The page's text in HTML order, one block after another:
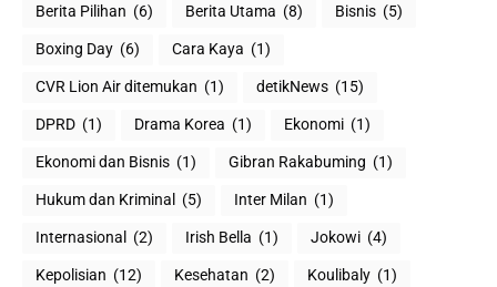
Berita Pilihan (6) Berita Utama (8) Bisnis (5)
Boxing Day (6) Cara Kaya (1)
CVR Lion Air ditemukan (1) detikNews (15)
DPRD (1) Drama Korea (1) Ekonomi (1)
Ekonomi dan Bisnis (1) Gibran Rakabuming (1)
Hukum dan Kriminal (5) Inter Milan (1)
Internasional (2) Irish Bella (1) Jokowi (4)
Kepolisian (12) Kesehatan (2) Koulibaly (1)